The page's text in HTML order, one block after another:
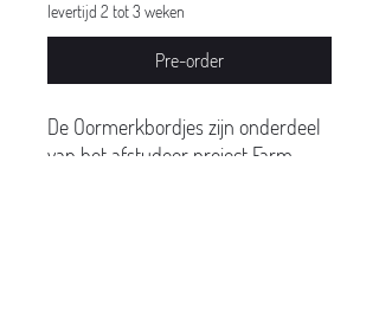
levertijd 2 tot 3 weken
Pre-order
De Oormerkbordjes zijn onderdeel
van het afstudeer project Farm